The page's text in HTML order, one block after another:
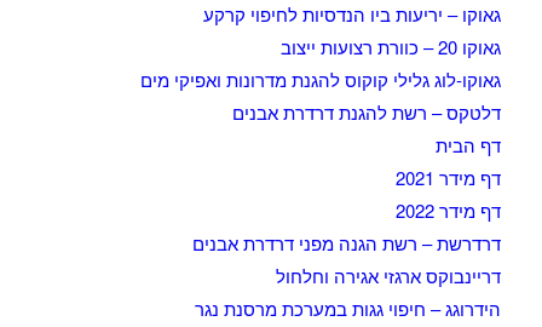
גאוקו – יריעות ביו הנדסיות לחיפוי קרקע
גאוקו 20 – כוורת רצועות ייצוב
גאוקו-לוג גלילי קוקוס להגנת מדרונות ואפיקי מים
דלטקס – רשת להגנת דרדרת אבנים
דף הבית
דף מידר 2021
דף מידר 2022
דרדרשת – רשת הגנה מפני דרדרת אבנים
דריינבוקס ארגזי אגירה וחלחול
הידרוגג – חיפוי גגות במערכת מרסנת נגר